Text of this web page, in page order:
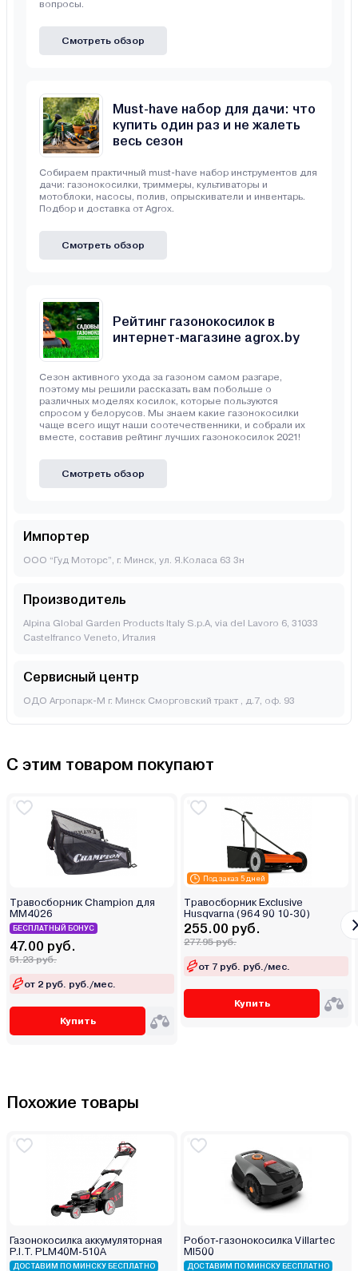
вопросы.
Смотреть обзор
Must-have набор для дачи: что
купить один раз и не жалеть
весь сезон
Собираем практичный must-have набор инструментов для
дачи: газонокосилки, триммеры, культиваторы и
мотоблоки, насосы, полив, опрыскиватели и инвентарь.
Подбор и доставка от Agrox.
Смотреть обзор
Рейтинг газонокосилок в
интернет-магазине agrox.by
Сезон активного ухода за газоном самом разгаре,
поэтому мы решили рассказать вам побольше о
различных моделях косилок, которые пользуются
спросом у белорусов. Мы знаем какие газонокосилки
чаще всего ищут наши соотечественники, и собрали их
вместе, составив рейтинг лучших газонокосилок 2021!
Смотреть обзор
Импортер
ООО “Гуд Моторс”, г. Минск, ул. Я.Коласа 63 3н
Производитель
Alpina Global Garden Products Italy S.p.A, via del Lavoro 6, 31033
Castelfranco Veneto, Италия
Сервисный центр
ОДО Агропарк-М г. Минск Сморговский тракт , д.7, оф. 93
С этим товаром покупают
Травосборник Champion для
MM4026
БЕСПЛАТНЫЙ БОНУС
47.00 руб.
51.23 руб.
от 2 руб. руб./мес.
Купить
Под заказ 5 дней
Травосборник Exclusive
Husqvarna (964 90 10-30)
255.00 руб.
277.95 руб.
от 7 руб. руб./мес.
Купить
Похожие товары
Газонокосилка аккумуляторная
P.I.T. PLM40M-510A
ДОСТАВИМ ПО МИНСКУ БЕСПЛАТНО
Робот-газонокосилка Villartec
MI500
ДОСТАВИМ ПО МИНСКУ БЕСПЛАТНО